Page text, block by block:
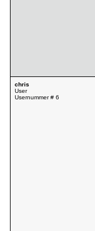
chris
User
Usernummer # 6